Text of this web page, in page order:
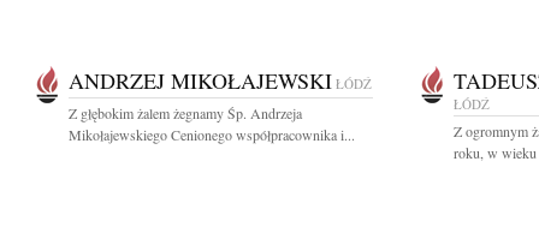
ANDRZEJ MIKOŁAJEWSKI ŁÓDŹ
Z głębokim żalem żegnamy Śp. Andrzeja
Mikołajewskiego Cenionego współpracownika i...
ŁÓDŹ
Z ogromnym
roku, w wieku